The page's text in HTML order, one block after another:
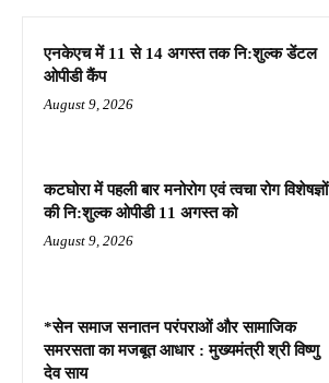
एनकेएच में 11 से 14 अगस्त तक नि:शुल्क डेंटल
ओपीडी कैंप
August 9, 2026
कटघोरा में पहली बार मनोरोग एवं त्वचा रोग विशेषज्ञों
की नि:शुल्क ओपीडी 11 अगस्त को
August 9, 2026
*सेन समाज सनातन परंपराओं और सामाजिक
समरसता का मजबूत आधार : मुख्यमंत्री श्री विष्णु
देव साय